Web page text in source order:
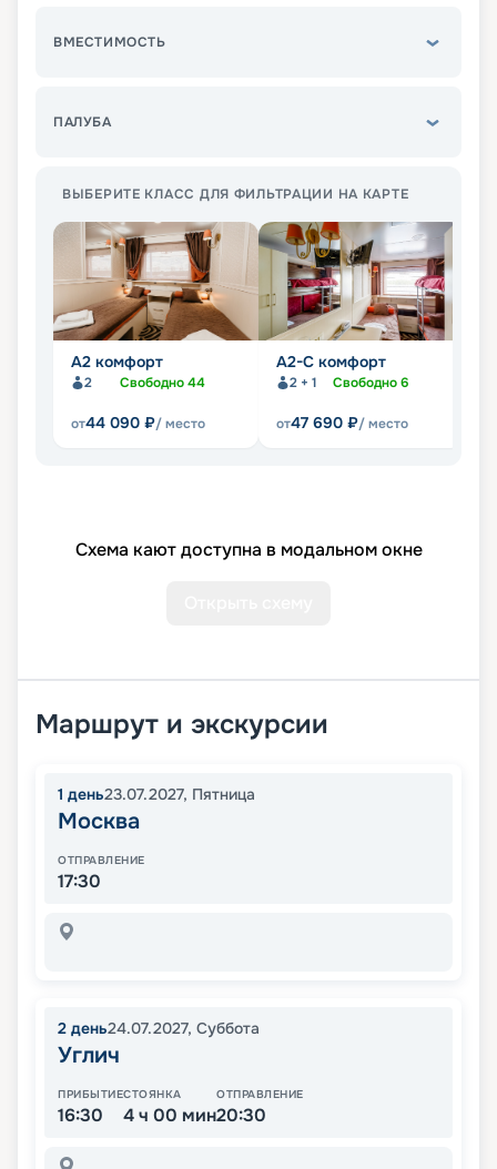
ВМЕСТИМОСТЬ
ПАЛУБА
ВЫБЕРИТЕ КЛАСС ДЛЯ ФИЛЬТРАЦИИ НА КАРТЕ
А2 комфорт
2 Свободно44
от44 090 ₽/ место
А2-С комфорт
2 + 1 Свободно6
от47 690 ₽/ место
Схема кают доступна в модальном окне
Маршрут и экскурсии
1 день23.07.2027, Пятница
Москва
ОТПРАВЛЕНИЕ
17:30
2 день24.07.2027, Суббота
Углич
ПРИБЫТИЕ
16:30
СТОЯНКА
4 ч 00 мин
ОТПРАВЛЕНИЕ
20:30